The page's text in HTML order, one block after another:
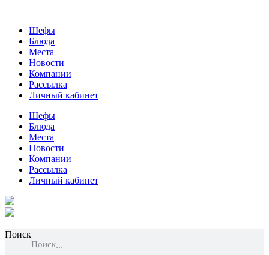
Шефы
Блюда
Места
Новости
Компании
Рассылка
Личный кабинет
Шефы
Блюда
Места
Новости
Компании
Рассылка
Личный кабинет
Поиск
Поиск